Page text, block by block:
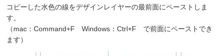
コピーした水色の線をデザインレイヤーの最前面にペーストしま
す。
（mac：Command+F Windows：Ctrl+F で前面にペーストでき
ます）